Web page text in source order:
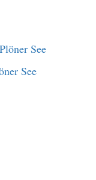
See